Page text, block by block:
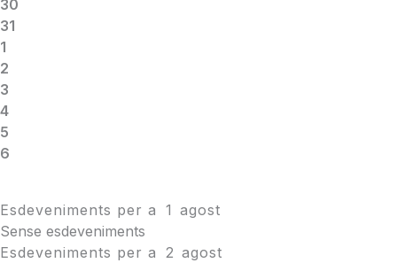
30
31
1
2
3
4
5
6
Esdeveniments per a 1 agost
Sense esdeveniments
Esdeveniments per a
2 agost